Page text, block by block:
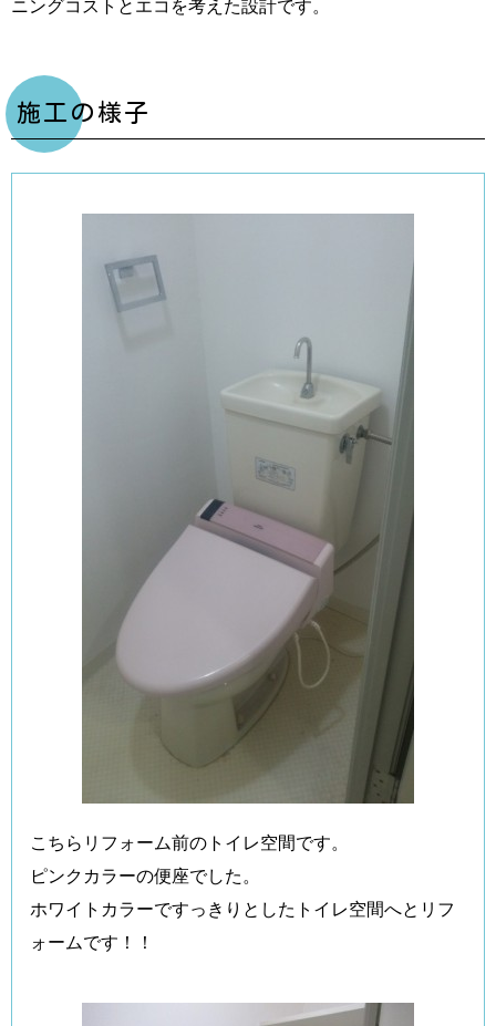
ニングコストとエコを考えた設計です。
施工の様子
こちらリフォーム前のトイレ空間です。
ピンクカラーの便座でした。
ホワイトカラーですっきりとしたトイレ空間へとリフ
ォームです！！